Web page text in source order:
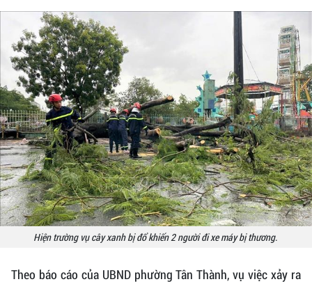
Hiện trường vụ cây xanh bị đổ khiến 2 người đi xe máy bị thương.
Theo báo cáo của UBND phường Tân Thành, vụ việc xảy ra